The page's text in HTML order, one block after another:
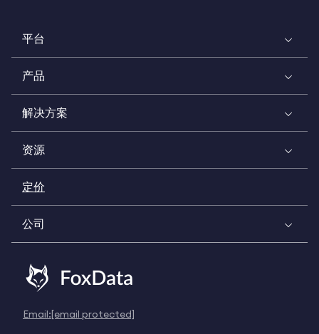
平台
产品
解决方案
资源
定价
公司
Email:[email protected]